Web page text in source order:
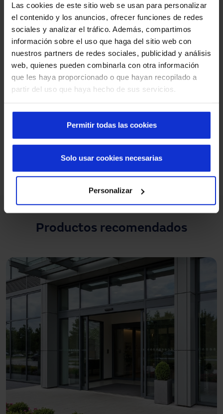
Las cookies de este sitio web se usan para personalizar
el contenido y los anuncios, ofrecer funciones de redes
sociales y analizar el tráfico. Además, compartimos
información sobre el uso que haga del sitio web con
nuestros partners de redes sociales, publicidad y análisis
web, quienes pueden combinarla con otra información
que les haya proporcionado o que hayan recopilado a
partir del uso que haya hecho de sus servicios.
Permitir todas las cookies
Personalizar
Solo usar cookies necesarias
Además como elemento de accesibilidad, en las hojas se
colocaron vinilos identificativos para indicar el sentido del
paso.
Analizamos tus necesidades y definimos la
Productos recomendados